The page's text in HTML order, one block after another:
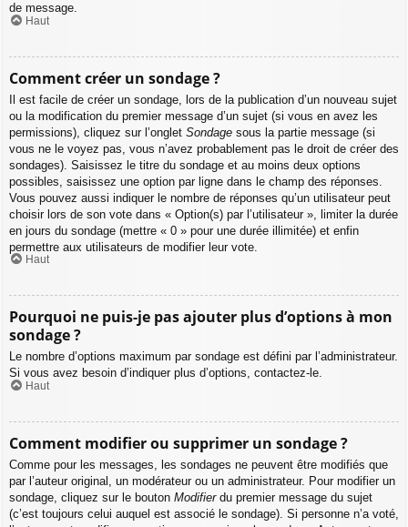
de message.
Haut
Comment créer un sondage ?
Il est facile de créer un sondage, lors de la publication d’un nouveau sujet
ou la modification du premier message d’un sujet (si vous en avez les
permissions), cliquez sur l’onglet Sondage sous la partie message (si
vous ne le voyez pas, vous n’avez probablement pas le droit de créer des
sondages). Saisissez le titre du sondage et au moins deux options
possibles, saisissez une option par ligne dans le champ des réponses.
Vous pouvez aussi indiquer le nombre de réponses qu’un utilisateur peut
choisir lors de son vote dans « Option(s) par l’utilisateur », limiter la durée
en jours du sondage (mettre « 0 » pour une durée illimitée) et enfin
permettre aux utilisateurs de modifier leur vote.
Haut
Pourquoi ne puis-je pas ajouter plus d’options à mon
sondage ?
Le nombre d’options maximum par sondage est défini par l’administrateur.
Si vous avez besoin d’indiquer plus d’options, contactez-le.
Haut
Comment modifier ou supprimer un sondage ?
Comme pour les messages, les sondages ne peuvent être modifiés que
par l’auteur original, un modérateur ou un administrateur. Pour modifier un
sondage, cliquez sur le bouton Modifierdu premier message du sujet
(c’est toujours celui auquel est associé le sondage). Si personne n’a voté,